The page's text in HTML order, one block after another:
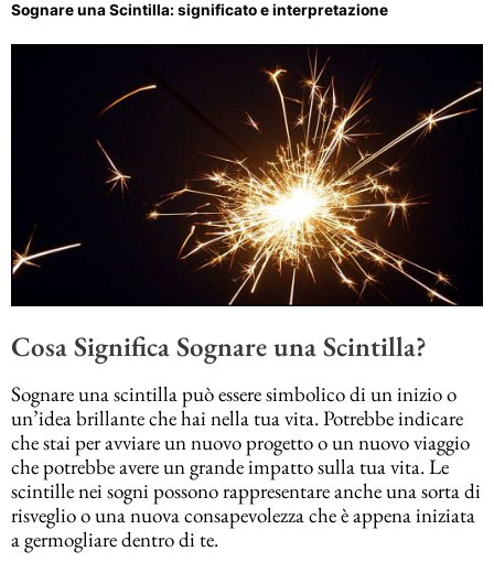
Sognare una Scintilla: significato e interpretazione
Cosa Significa Sognare una Scintilla?
Sognare una scintilla può essere simbolico di un inizio o
un’idea brillante che hai nella tua vita. Potrebbe indicare
che stai per avviare un nuovo progetto o un nuovo viaggio
che potrebbe avere un grande impatto sulla tua vita. Le
scintille nei sogni possono rappresentare anche una sorta di
risveglio o una nuova consapevolezza che è appena iniziata
a germogliare dentro di te.